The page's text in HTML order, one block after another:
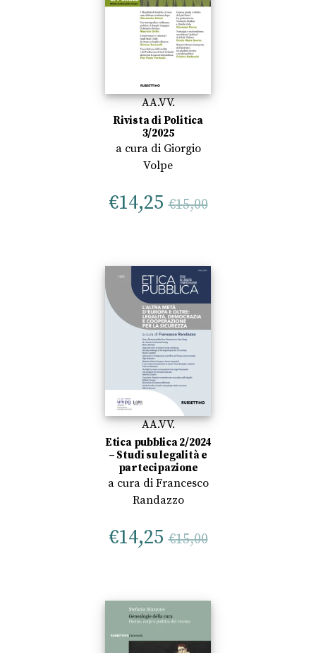
AA.VV.
Rivista di Politica
3/2025
a cura di Giorgio
Volpe
€14,25 €15,00
AA.VV.
Etica pubblica 2/2024
– Studi su legalità e
partecipazione
a cura di Francesco
Randazzo
€14,25 €15,00